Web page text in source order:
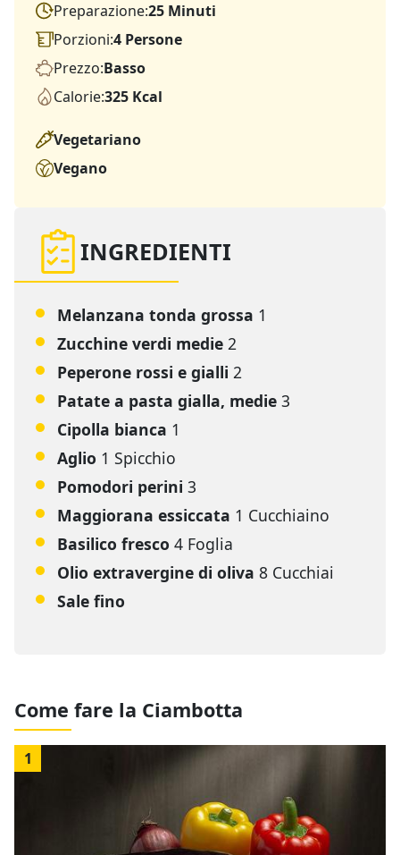
Preparazione:25 Minuti
Porzioni:4 Persone
Prezzo:Basso
Calorie:325 Kcal
Vegetariano
Vegano
INGREDIENTI
Melanzana tonda grossa 1
Zucchine verdi medie 2
Peperone rossi e gialli 2
Patate a pasta gialla, medie 3
Cipolla bianca 1
Aglio 1 Spicchio
Pomodori perini 3
Maggiorana essiccata 1 Cucchiaino
Basilico fresco 4 Foglia
Olio extravergine di oliva 8 Cucchiai
Sale fino
Come fare la Ciambotta
1